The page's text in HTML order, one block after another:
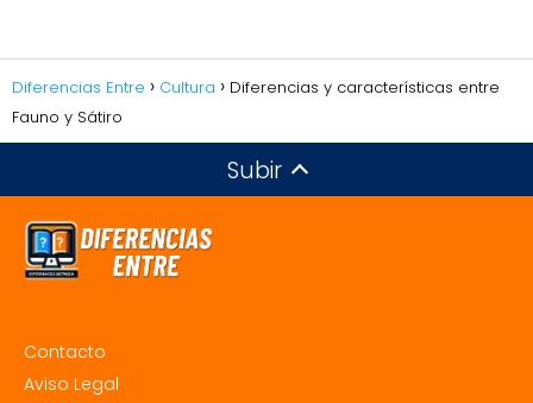
Diferencias Entre Cultura
Diferencias y características entre
Fauno y Sátiro
Subir
Contacto
Aviso Legal